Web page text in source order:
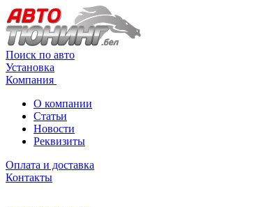
Поиск по авто
Установка
Компания
О компании
Статьи
Новости
Реквизиты
Оплата и доставка
Контакты